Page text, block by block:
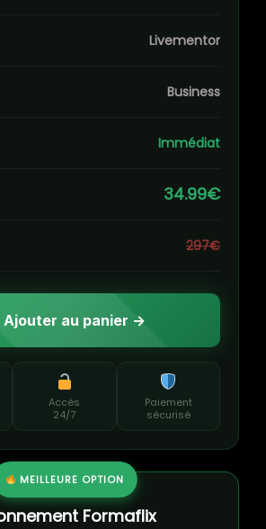
Livementor
Business
Immédiat
34.99€
297€
Ajouter au panier →
Accès
24/7
Paiement
sécurisé
MEILLEURE OPTION
Formaflix